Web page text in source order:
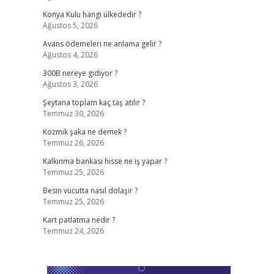
Konya Kulu hangi ülkededir ?
Ağustos 5, 2026
Avans ödemeleri ne anlama gelir ?
Ağustos 4, 2026
300B nereye gidiyor ?
Ağustos 3, 2026
Şeytana toplam kaç taş atılır ?
Temmuz 30, 2026
Kozmik şaka ne demek ?
Temmuz 26, 2026
Kalkınma bankası hisse ne iş yapar ?
Temmuz 25, 2026
Besin vücutta nasıl dolaşır ?
Temmuz 25, 2026
Kart patlatma nedir ?
Temmuz 24, 2026